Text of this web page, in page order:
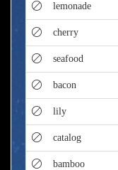
lemonade
cherry
seafood
bacon
lily
catalog
bamboo